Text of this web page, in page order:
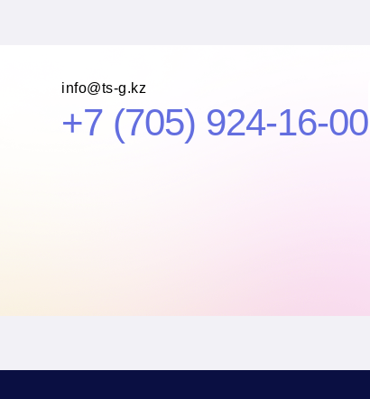
info@ts-g.kz
+7 (705) 924-16-00